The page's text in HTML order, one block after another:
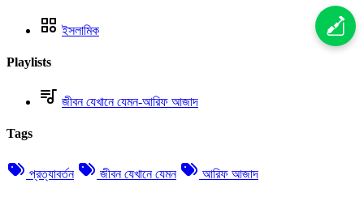
ইসলামিক
Playlists
জীবন যেখানে যেমন-আরিফ আজাদ
Tags
প্রত্যাবর্তন জীবন যেখানে যেমন আরিফ আজাদ